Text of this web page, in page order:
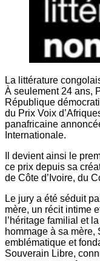
La littérature
À seulement 24 ans,
République
du Prix Voix
panafricaine
Internationale.
Il devient ainsi le
ce prix depuis sa
de Côte d’Ivoire, du
Le jury a été séduit
mère, un récit intime
l’héritage familial et
hommage à sa
emblématique et
Souverain Libre,